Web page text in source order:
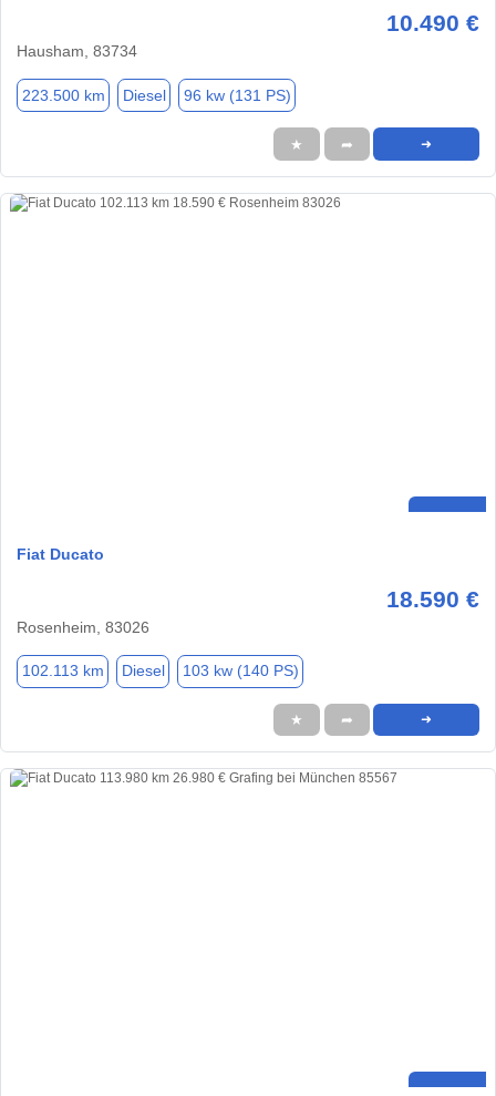
10.490 €
Hausham, 83734
223.500 km Diesel 96 kw (131 PS)
★ ➦ ➜
Fiat Ducato
18.590 €
Rosenheim, 83026
102.113 km Diesel 103 kw (140 PS)
★ ➦ ➜